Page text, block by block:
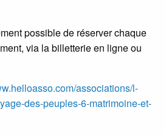
possible de réserver chaque
via la billetterie en ligne ou
associations/l-
des-peuples-6-matrimoine-et-